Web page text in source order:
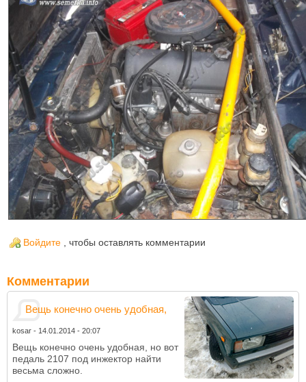
Войдите , чтобы оставлять комментарии
Комментарии
Вещь конечно очень удобная,
kosar- 14.01.2014 - 20:07
Вещь конечно очень удобная, но вот
педаль 2107 под инжектор найти
весьма сложно.